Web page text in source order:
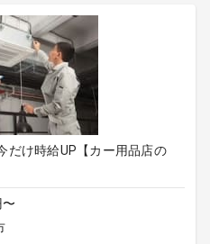
だけ時給UP【カー用品店の